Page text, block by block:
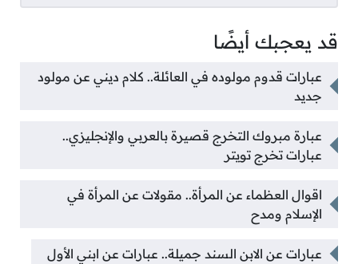
قد يعجبك أيضًا
عبارات قدوم مولوده في العائلة.. كلام ديني عن مولود
جديد
عبارة مبروك التخرج قصيرة بالعربي والإنجليزي..
عبارات تخرج تويتر
اقوال العظماء عن المرأة.. مقولات عن المرأة في
الإسلام ومدح
عبارات عن الابن السند جميلة.. عبارات عن ابني الأول